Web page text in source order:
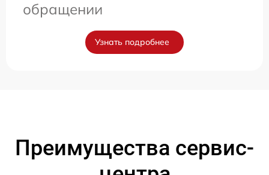
обращении
Узнать подробнее
Преимущества сервис-